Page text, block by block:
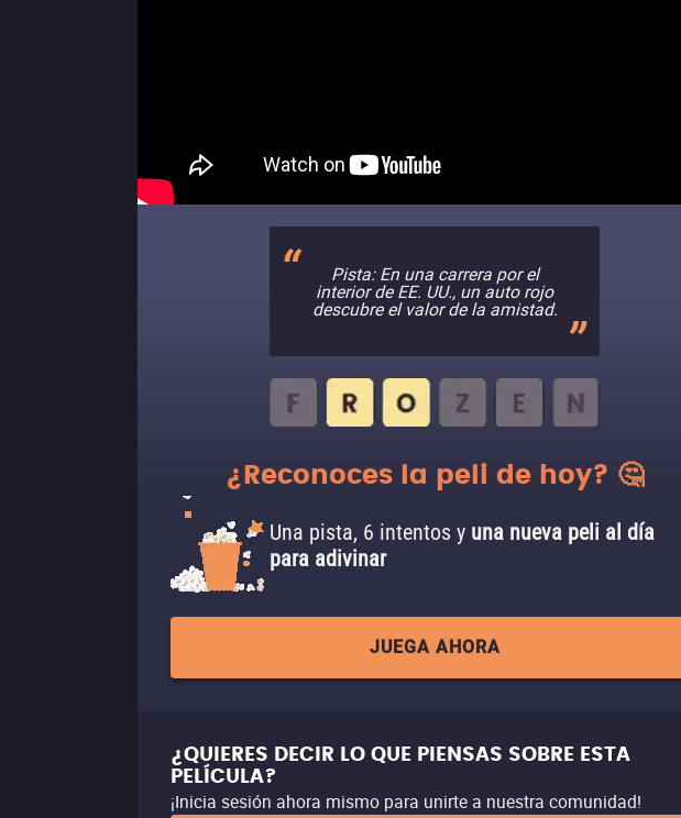
Pista: En una carrera por el
interior de EE. UU., un auto rojo
descubre el valor de la amistad.
¿Reconoces la peli de hoy? 🤔
Una pista, 6 intentos y una nueva peli al día
para adivinar
JUEGA AHORA
¿QUIERES DECIR LO QUE PIENSAS SOBRE ESTA
PELÍCULA?
¡Inicia sesión ahora mismo para unirte a nuestra comunidad!